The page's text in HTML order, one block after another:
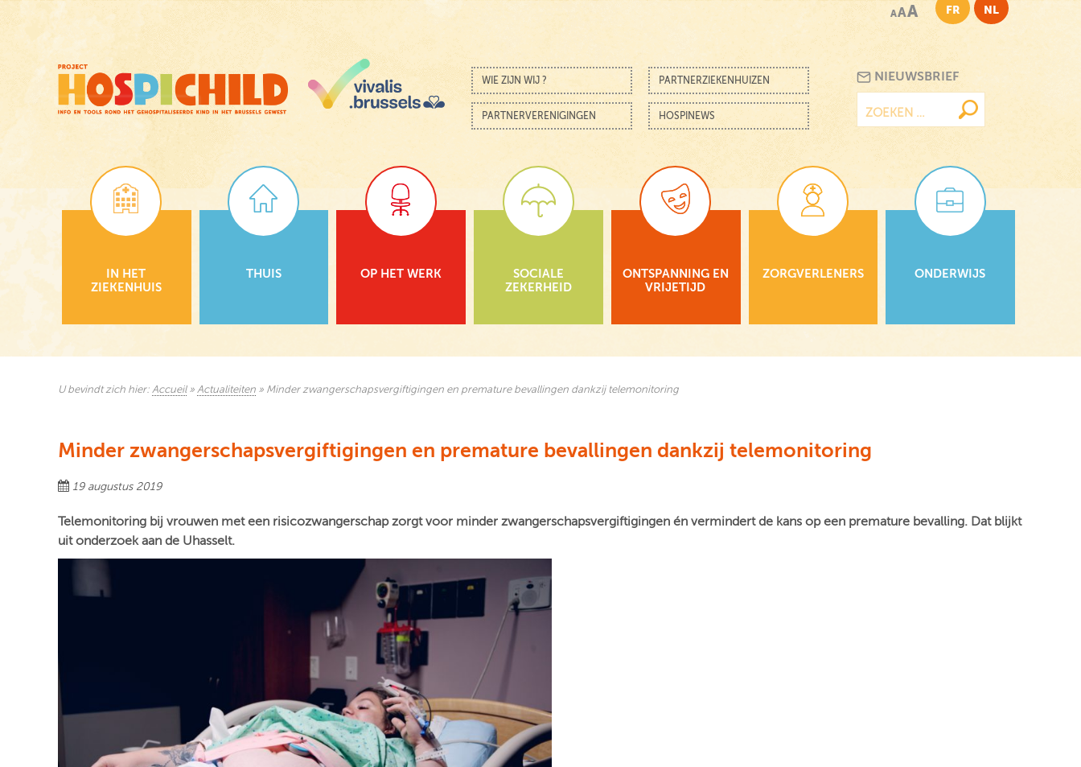
content
AAA FR NL
Menu
Skip to content
WIE ZIJN WIJ ? PARTNERZIEKENHUIZEN
PARTNERVERENIGINGEN HOSPINEWS
NIEUWSBRIEF
naar:
IN HET
ZIEKENHUIS
THUIS OP HET WERK
SOCIALE
ZEKERHEID
ONTSPANNING EN
VRIJETIJD
ZORGVERLENERS ONDERWIJS
U bevindt zich hier: Accueil» Actualiteiten » Minder zwangerschapsvergiftigingen en premature bevallingen dankzij telemonitoring
Minder zwangerschapsvergiftigingen en premature bevallingen dankzij telemonitoring
19 augustus 2019
Telemonitoring bij vrouwen met een risicozwangerschap zorgt voor minder zwangerschapsvergiftigingen én vermindert de kans op een premature bevalling. Dat blijkt
uit onderzoek aan de Uhasselt.